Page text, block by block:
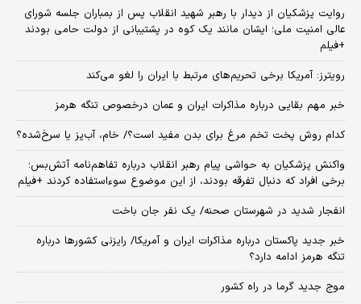
روایت پزشکیان از دیدار با رهبر شهید انقلاب پس از بمباران جلسه شورای
عالی امنیت ملی؛ ایشان مانند یک کوه در پشتیبانی از دولت حامی بودند
+فیلم
رویترز: آمریکا برخی تحریم‌های مرتبط با ایران را لغو می‌کند
خبر مهم بقایی درباره مذاکرات ایران و عمان درخصوص تنگه هرمز
کدام روش پخت تخم مرغ برای بدن مفید است؟/ خام، آب‌پز یا سرخ‌شده؟
واکنش پزشکیان به حواشی پیام رهبر انقلاب درباره تفاهم‌نامه آتش‌بس؛
برخی افراد که دنبال تفرقه بودند، از این موضوع سوءاستفاده کردند +فیلم
انفجار شدید در شهرستان صحنه/ یک نفر جان باخت
خبر جدید پاکستان درباره مذاکرات ایران و آمریکا/ رایزنی کشورها درباره
تنگه هرمز ادامه دارد؟
موج جدید گرما در راه کشور